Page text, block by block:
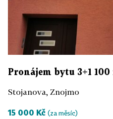
Pronájem bytu 3+1 100
Stojanova, Znojmo
15 000 Kč (za měsíc)